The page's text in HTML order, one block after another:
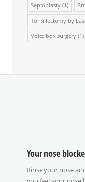
Septoplasty (1)
Tonsillectomy by
Voice box surgery (1)
Your nose
Rinse your nose